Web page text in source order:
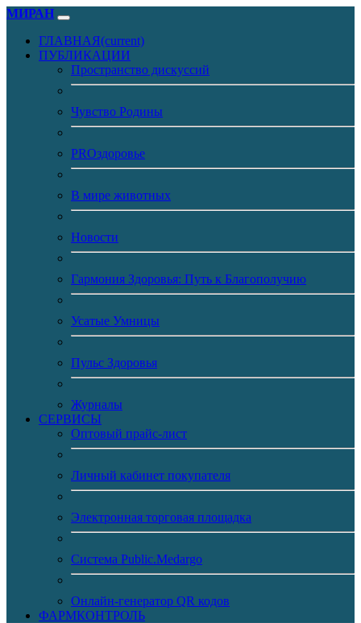
МИРАН
ГЛАВНАЯ(current)
ПУБЛИКАЦИИ
Пространство дискуссий
Чувство Родины
PROздоровье
В мире животных
Новости
Гармония Здоровья: Путь к Благополучию
Усатые Умницы
Пульс Здоровья
Журналы
CЕРВИСЫ
Оптовый прайс-лист
Личный кабинет покупателя
Электронная торговая площадка
Система Public.Medargo
Онлайн-генератор QR кодов
ФАРМКОНТРОЛЬ